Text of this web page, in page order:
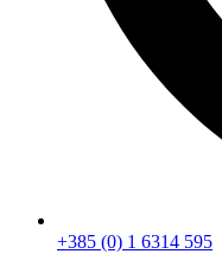
+385 (0) 1 6314 595